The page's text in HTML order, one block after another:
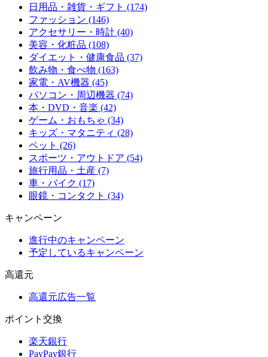
日用品・雑貨・ギフト (174)
ファッション (146)
アクセサリー・時計 (40)
美容・化粧品 (108)
ダイエット・健康食品 (37)
飲み物・食べ物 (163)
家電・AV機器 (45)
パソコン・周辺機器 (74)
本・DVD・音楽 (42)
ゲーム・おもちゃ (34)
キッズ・マタニティ (28)
ペット (26)
スポーツ・アウトドア (54)
旅行用品・土産 (7)
車・バイク (17)
眼鏡・コンタクト (34)
キャンペーン
進行中のキャンペーン
予定しているキャンペーン
高還元
高還元広告一覧
ポイント交換
楽天銀行
PayPay銀行